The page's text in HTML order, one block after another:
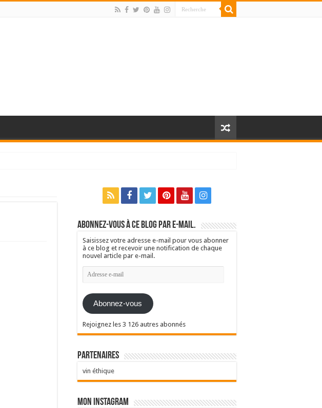
Abonnez-vous à ce blog par e-mail.
Saisissez votre adresse e-mail pour vous abonner
à ce blog et recevoir une notification de chaque
nouvel article par e-mail.
Adresse
e-
Abonnez-vous
Rejoignez les 3 126 autres abonnés
Partenaires
vin éthique
Mon Instagram